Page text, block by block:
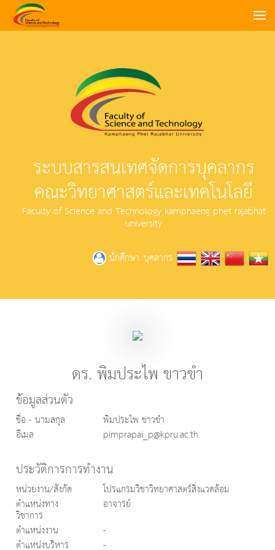
ระบบสารสนเทศจัดการบุคลากร
คณะวิทยาศาสตร์และเทคโนโลยี
Faculty of Science and Technology kamphaeng phet rajabhat
university
นักศึกษา บุคลากร
ดร. พิมประไพ ขาวขำ
ข้อมูลส่วนตัว
ชื่อ - นามสกุล
พิมประไพ ขาวขำ
อีเมล
pimprapai_p@kpru.ac.th
ประวัติการการทำงาน
หน่วยงาน/สังกัด
โปรแกรมวิชาวิทยาศาสตร์สิ่งแวดล้อม
ตำแหน่งทาง
วิชาการ
อาจารย์
ตำแหน่งงาน
-
ตำแหน่งบริหาร
-